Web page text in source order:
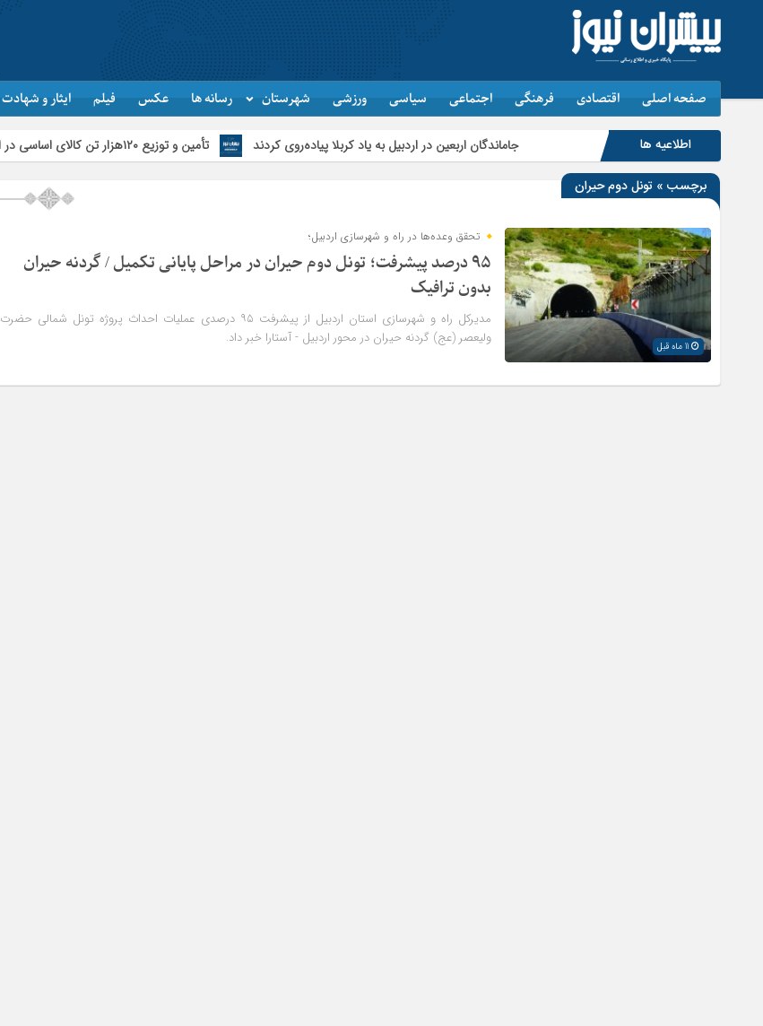
صفحه اصلی اقتصادی فرهنگی اجتماعی سیاسی ورزشی شهرستان رسانه ها عکس فیلم ایثار و شهادت
اطلاعیه ها جاماندگان اربعین در اردبیل به یاد کربلا پیاده‌روی کردند تأمین و توزیع ۱۲۰هزار تن کالای اساسی در استان اردبیل/ خط دوم ایکس‌ری گمرک بیله‌سوار با تجهیزات مدرن عملیاتی خواهد شد
برچسب » تونل دوم حیران
تحقق وعده‌ها در راه‌ و شهرسازی اردبیل؛
۹۵ درصد پیشرفت؛ تونل دوم حیران در مراحل پایانی تکمیل / گردنه حیران
بدون ترافیک
مدیرکل راه و شهرسازی استان اردبیل از پیشرفت ۹۵ درصدی عملیات احداث پروژه تونل شمالی حضرت
ولیعصر (عج) گردنه حیران در محور اردبیل - آستارا خبر داد.